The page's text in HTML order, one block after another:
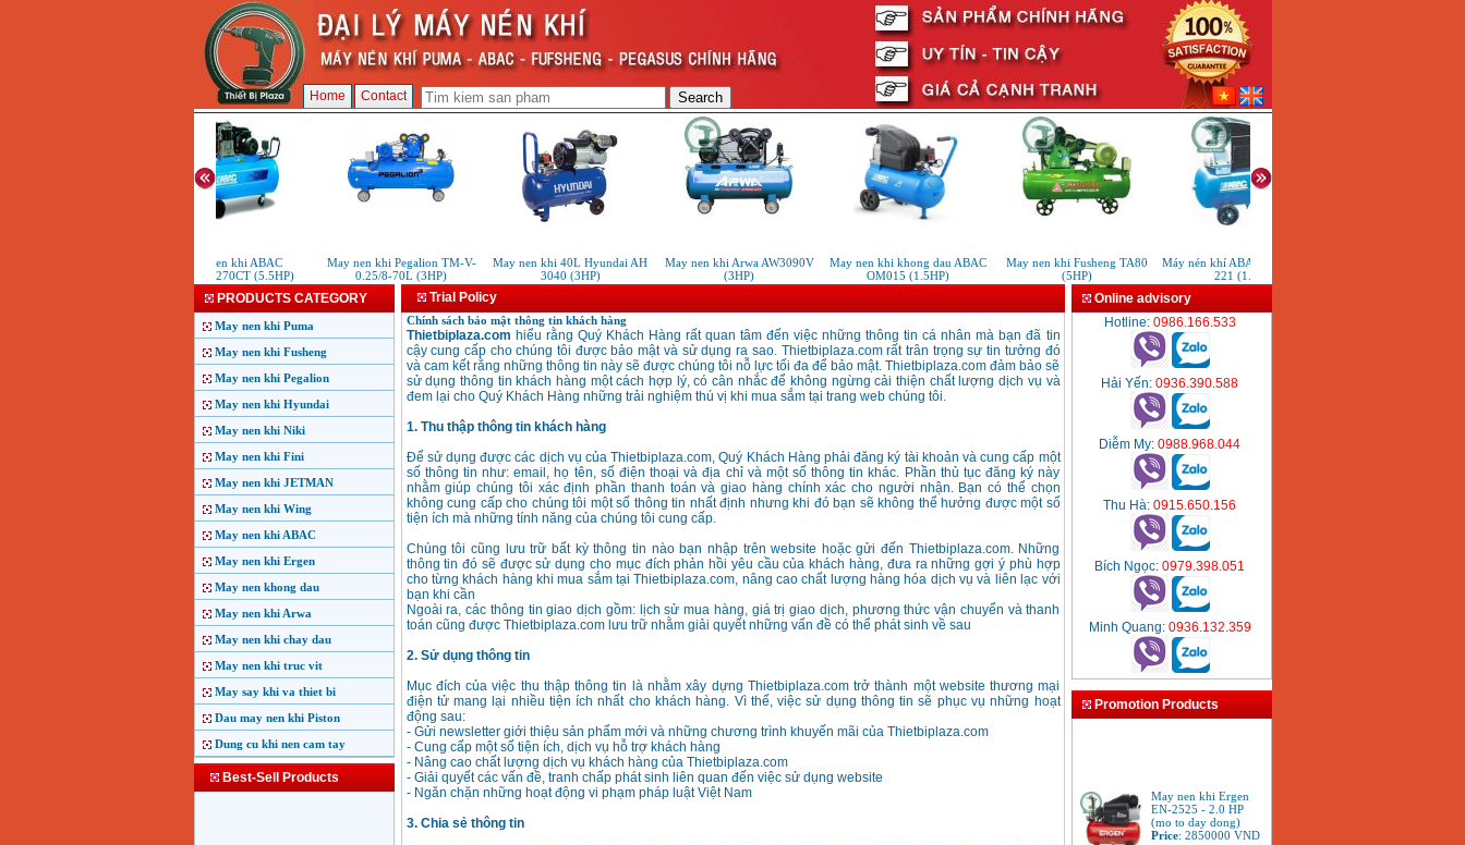
Home Contact
May nen khi ABAC
B5900B/270CT (5.5HP)
May nen khi Pegalion TM-V-
0.25/8-70L (3HP)
May nen khi 40L Hyundai AH
3040 (3HP)
May nen khi Arwa AW3090V
(3HP)
May nen khi khong dau ABAC
OM015 (1.5HP)
May nen khi Fusheng TA80
(5HP)
Máy nén khí ABAC Pole Position
221 (1.5HP)
PRODUCTS CATEGORY
May nen khi Puma
May nen khi Fusheng
May nen khi Pegalion
May nen khi Hyundai
May nen khi Niki
May nen khi Fini
May nen khi JETMAN
May nen khi Wing
May nen khi ABAC
May nen khi Ergen
May nen khong dau
May nen khi Arwa
May nen khi chay dau
May nen khi truc vit
May say khi va thiet bi
Dau may nen khi Piston
Dung cu khi nen cam tay
Best-Sell Products
Trial Policy
Chính sách bảo mật thông tin khách hàng
Thietbiplaza.com hiểu rằng Quý Khách Hàng rất quan tâm đến việc những thông tin cá nhân mà bạn đã tin
cậy cung cấp cho chúng tôi được bảo mật và sử dụng ra sao. Thietbiplaza.com rất trân trọng sự tin tưởng đó
và cam kết rằng những thông tin này sẽ được chúng tôi nỗ lực tối đa để bảo mật. Thietbiplaza.com đảm bảo sẽ
sử dụng thông tin khách hàng một cách hợp lý, có cân nhắc để không ngừng cải thiện chất lượng dịch vụ và
đem lại cho Quý Khách Hàng những trải nghiệm thú vị khi mua sắm tại trang web chúng tôi.
1. Thu thập thông tin khách hàng
Để sử dụng được các dịch vụ của Thietbiplaza.com, Quý Khách Hàng phải đăng ký tài khoản và cung cấp một
số thông tin như: email, họ tên, số điện thoại và địa chỉ và một số thông tin khác. Phần thủ tục đăng k‎ý này
nhằm giúp chúng tôi xác định phần thanh toán và giao hàng chính xác cho người nhận. Bạn có thể chọn
không cung cấp cho chúng tôi một số thông tin nhất định nhưng khi đó bạn sẽ không thể hưởng được một số
tiện ích mà những tính năng của chúng tôi cung cấp.
Chúng tôi cũng lưu trữ bất kỳ thông tin nào bạn nhập trên website hoặc gửi đến Thietbiplaza.com. Những
thông tin đó sẽ được sử dụng cho mục đích phản hồi yêu cầu của khách hàng, đưa ra những gợi ý‎ phù hợp
cho từng khách hàng khi mua sắm tại Thietbiplaza.com, nâng cao chất lượng hàng hóa dịch vụ và liên lạc với
bạn khi cần
Ngoài ra, các thông tin giao dịch gồm: lịch sử mua hàng, giá trị giao dịch, phương thức vận chuyển và thanh
toán cũng được Thietbiplaza.com lưu trữ nhằm giải quyết những vấn đề có thể phát sinh về sau
2. Sử dụng thông tin
Mục đích của việc thu thập thông tin là nhằm xây dựng Thietbiplaza.com trở thành một website thương mại
điện tử mang lại nhiều tiện ích nhất cho khách hàng. Vì thế, việc sử dụng thông tin sẽ phục vụ những hoạt
động sau:
- Gửi newsletter giới thiệu sản phẩm mới và những chương trình khuyến mãi của Thietbiplaza.com
- Cung cấp một số tiện ích, dịch vụ hỗ trợ khách hàng
- Nâng cao chất lượng dịch vụ khách hàng của Thietbiplaza.com
- Giải quyết các vấn đề, tranh chấp phát sinh liên quan đến việc sử dụng website
- Ngăn chặn những hoạt động vi phạm pháp luật Việt Nam
3. Chia sẻ thông tin
Online advisory
Hotline: 0986.166.533
Hải Yến: 0936.390.588
Diễm My: 0988.968.044
Thu Hà: 0915.650.156
Bích Ngọc: 0979.398.051
Minh Quang: 0936.132.359
Promotion Products
May nen khi Ergen
EN-2525 - 2.0 HP
(mo to day dong)
Price:2850000VND